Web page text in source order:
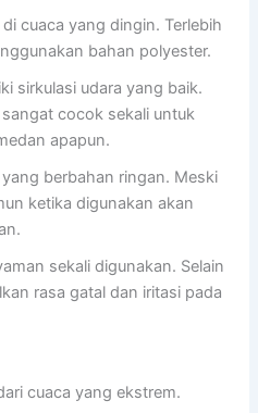
cuaca yang dingin. Terlebih
bahan polyester.
sirkulasi udara yang baik.
cocok sekali untuk
apapun.
berbahan ringan. Meski
ketika digunakan akan
sekali digunakan. Selain
rasa gatal dan iritasi pada
cuaca yang ekstrem.